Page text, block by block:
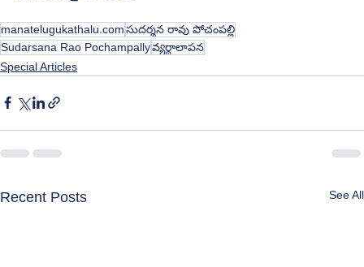
manatelugukathalu.comసుదర్శన రావు పోచంపల్లి
Sudarsana Rao Pochampallyవ్యర్థాలాపన
Special Articles
Recent Posts See All